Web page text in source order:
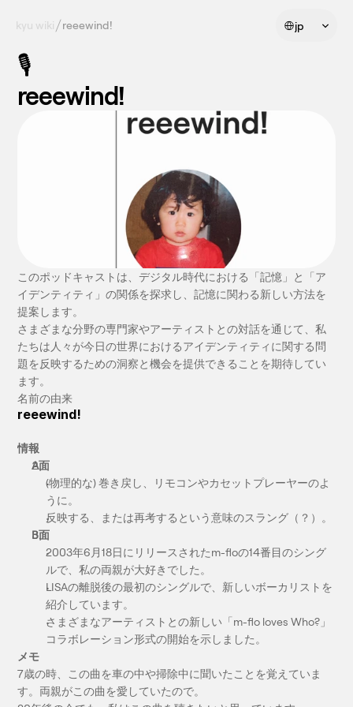
kyu wiki jp
reeewind!
🎙️
reeewind!
このポッドキャストは、デジタル時代における「記憶」と「ア
イデンティティ」の関係を探求し、記憶に関わる新しい方法を
提案します。
さまざまな分野の専門家やアーティストとの対話を通じて、私
たちは人々が今日の世界におけるアイデンティティに関する問
題を反映するための洞察と機会を提供できることを期待してい
ます。
名前の由来
reeewind!
情報
A面
(物理的な) 巻き戻し、リモコンやカセットプレーヤーのよ
うに。
反映する、または再考するという意味のスラング（？）。
B面
2003年6月18日にリリースされたm-floの14番目のシング
ルで、私の両親が大好きでした。
LISAの離脱後の最初のシングルで、新しいボーカリストを
紹介しています。
さまざまなアーティストとの新しい「m-flo loves Who?」
コラボレーション形式の開始を示しました。
メモ
7歳の時、この曲を車の中や掃除中に聞いたことを覚えていま
す。両親がこの曲を愛していたので。